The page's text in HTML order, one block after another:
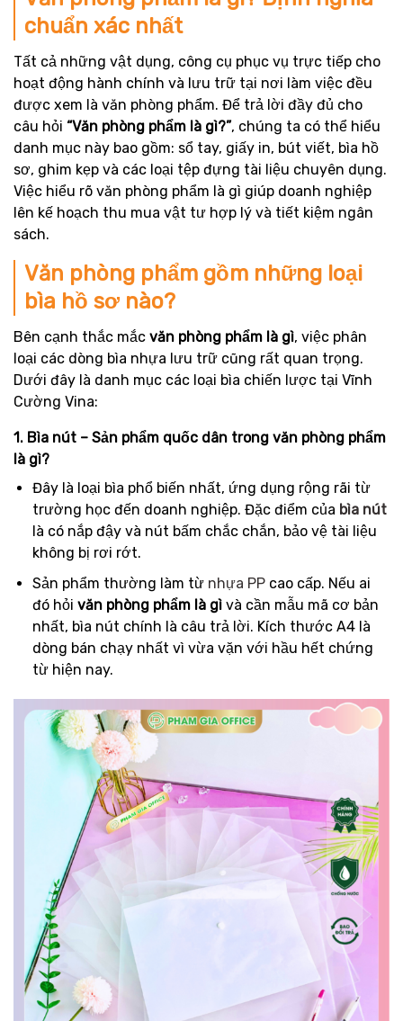
chuẩn xác nhất
Tất cả những vật dụng, công cụ phục vụ trực tiếp cho
hoạt động hành chính và lưu trữ tại nơi làm việc đều
được xem là văn phòng phẩm. Để trả lời đầy đủ cho
câu hỏi “Văn phòng phẩm là gì?”, chúng ta có thể hiểu
danh mục này bao gồm: sổ tay, giấy in, bút viết, bìa hồ
sơ, ghim kẹp và các loại tệp đựng tài liệu chuyên dụng.
Việc hiểu rõ văn phòng phẩm là gì giúp doanh nghiệp
lên kế hoạch thu mua vật tư hợp lý và tiết kiệm ngân
sách.
Văn phòng phẩm gồm những loại
bìa hồ sơ nào?
Bên cạnh thắc mắc văn phòng phẩm là gì, việc phân
loại các dòng bìa nhựa lưu trữ cũng rất quan trọng.
Dưới đây là danh mục các loại bìa chiến lược tại Vĩnh
Cường Vina:
1. Bìa nút – Sản phẩm quốc dân trong văn phòng phẩm
là gì?
Đây là loại bìa phổ biến nhất, ứng dụng rộng rãi từ
trường học đến doanh nghiệp. Đặc điểm của bìa nút
là có nắp đậy và nút bấm chắc chắn, bảo vệ tài liệu
không bị rơi rớt.
Sản phẩm thường làm từ nhựa PPcao cấp. Nếu ai
đó hỏi văn phòng phẩm là gìvà cần mẫu mã cơ bản
nhất, bìa nút chính là câu trả lời. Kích thước A4 là
dòng bán chạy nhất vì vừa vặn với hầu hết chứng
từ hiện nay.